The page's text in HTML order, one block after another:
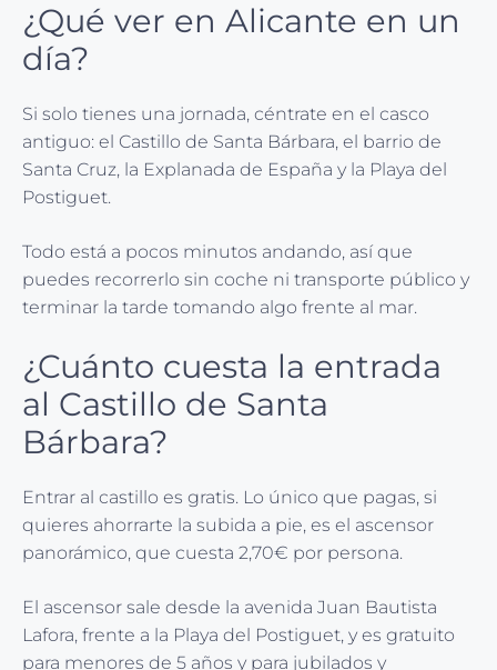
¿Qué ver en Alicante en un
día?
Si solo tienes una jornada, céntrate en el casco
antiguo: el Castillo de Santa Bárbara, el barrio de
Santa Cruz, la Explanada de España y la Playa del
Postiguet.
Todo está a pocos minutos andando, así que
puedes recorrerlo sin coche ni transporte público y
terminar la tarde tomando algo frente al mar.
¿Cuánto cuesta la entrada
al Castillo de Santa
Bárbara?
Entrar al castillo es gratis. Lo único que pagas, si
quieres ahorrarte la subida a pie, es el ascensor
panorámico, que cuesta 2,70€ por persona.
El ascensor sale desde la avenida Juan Bautista
Lafora, frente a la Playa del Postiguet, y es gratuito
para menores de 5 años y para jubilados y